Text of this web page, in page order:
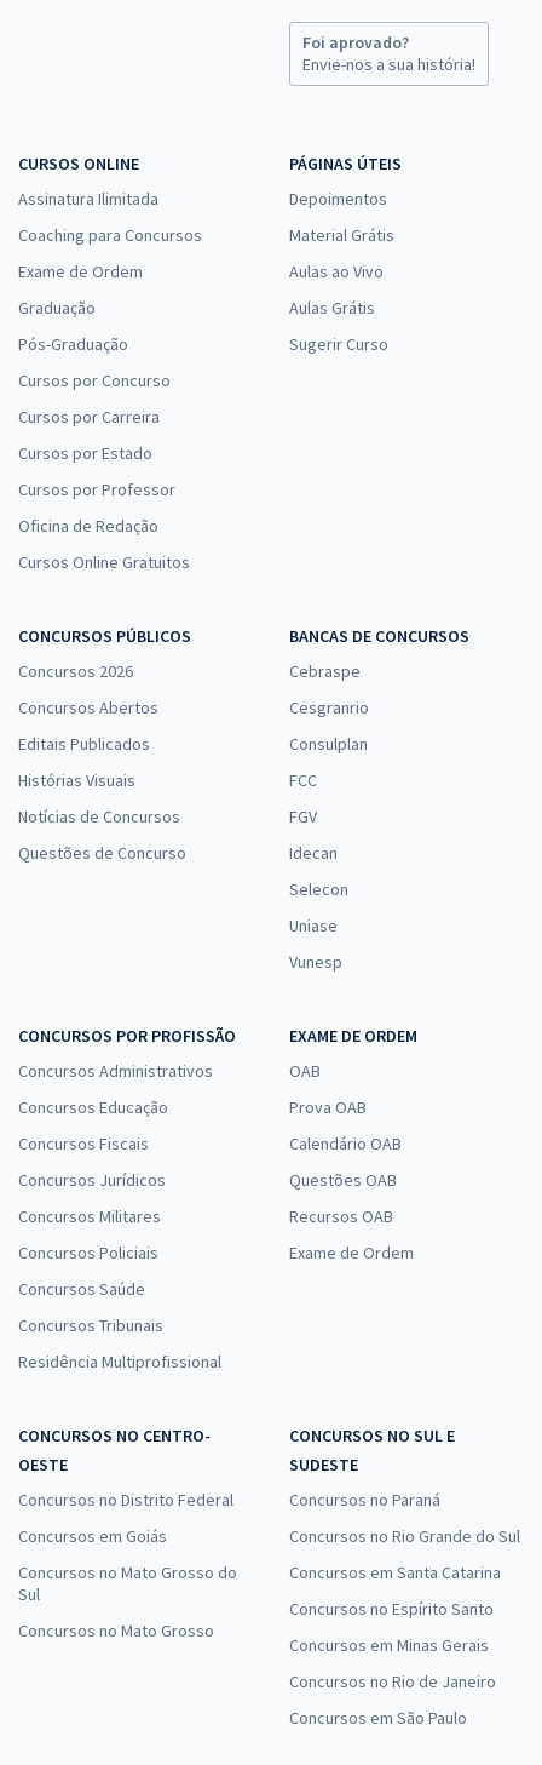
Foi aprovado?
Envie-nos a sua história!
CURSOS ONLINE
Assinatura Ilimitada
Coaching para Concursos
Exame de Ordem
Graduação
Pós-Graduação
Cursos por Concurso
Cursos por Carreira
Cursos por Estado
Cursos por Professor
Oficina de Redação
Cursos Online Gratuitos
PÁGINAS ÚTEIS
Depoimentos
Material Grátis
Aulas ao Vivo
Aulas Grátis
Sugerir Curso
CONCURSOS PÚBLICOS
Concursos 2026
Concursos Abertos
Editais Publicados
Histórias Visuais
Notícias de Concursos
Questões de Concurso
BANCAS DE CONCURSOS
Cebraspe
Cesgranrio
Consulplan
FCC
FGV
Idecan
Selecon
Uniase
Vunesp
CONCURSOS POR PROFISSÃO
Concursos Administrativos
Concursos Educação
Concursos Fiscais
Concursos Jurídicos
Concursos Militares
Concursos Policiais
Concursos Saúde
Concursos Tribunais
Residência Multiprofissional
EXAME DE ORDEM
OAB
Prova OAB
Calendário OAB
Questões OAB
Recursos OAB
Exame de Ordem
CONCURSOS NO CENTRO-
OESTE
Concursos no Distrito Federal
Concursos em Goiás
Concursos no Mato Grosso do
Sul
Concursos no Mato Grosso
CONCURSOS NO SUL E
SUDESTE
Concursos no Paraná
Concursos no Rio Grande do Sul
Concursos em Santa Catarina
Concursos no Espírito Santo
Concursos em Minas Gerais
Concursos no Rio de Janeiro
Concursos em São Paulo